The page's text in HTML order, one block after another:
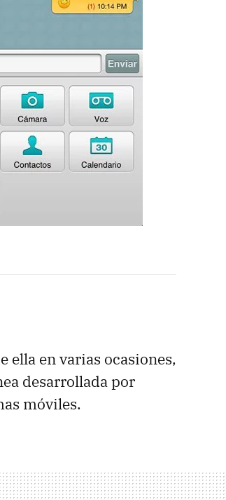
ella en varias ocasiones,
desarrollada por
móviles.